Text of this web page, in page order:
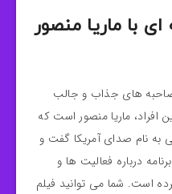
با ماریا منصور
های جذاب و جالب
افراد، ماریا منصور است که
به نام صدای آمریکا گفت و
درباره فعالیت ها و
است. شما می توانید فیلم